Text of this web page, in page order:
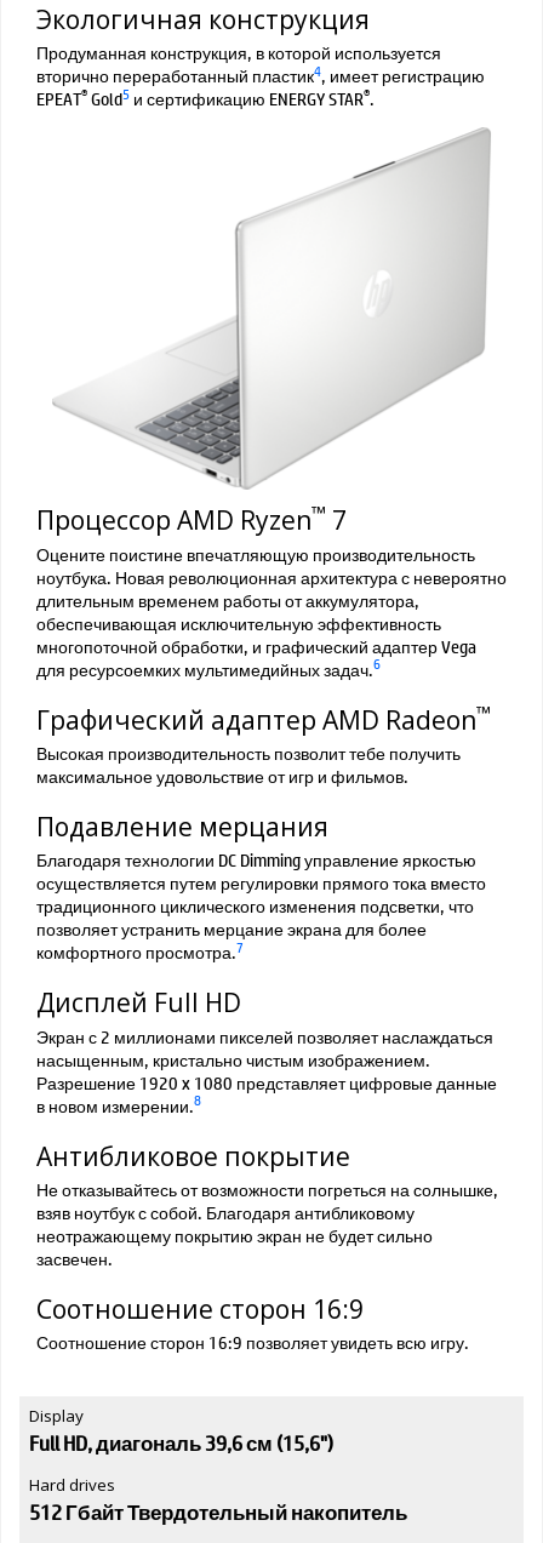
Экологичная конструкция
Продуманная конструкция, в которой используется
вторично переработанный пластик4, имеет регистрацию
EPEAT®Gold5 и сертификацию ENERGY STAR®.
Процессор AMD Ryzen™ 7
Оцените поистине впечатляющую производительность
ноутбука. Новая революционная архитектура с невероятно
длительным временем работы от аккумулятора,
обеспечивающая исключительную эффективность
многопоточной обработки, и графический адаптер Vega
для ресурсоемких мультимедийных задач.6
Графический адаптер AMD Radeon™
Высокая производительность позволит тебе получить
максимальное удовольствие от игр и фильмов.
Подавление мерцания
Благодаря технологии DC Dimming управление яркостью
осуществляется путем регулировки прямого тока вместо
традиционного циклического изменения подсветки, что
позволяет устранить мерцание экрана для более
комфортного просмотра.7
Дисплей Full HD
Экран с 2 миллионами пикселей позволяет наслаждаться
насыщенным, кристально чистым изображением.
Разрешение 1920 x 1080 представляет цифровые данные
в новом измерении.8
Антибликовое покрытие
Не отказывайтесь от возможности погреться на солнышке,
взяв ноутбук с собой. Благодаря антибликовому
неотражающему покрытию экран не будет сильно
засвечен.
Соотношение сторон 16:9
Соотношение сторон 16:9 позволяет увидеть всю игру.
Display
Full HD, диагональ 39,6 см (15,6")
Hard drives
512 Гбайт Твердотельный накопитель